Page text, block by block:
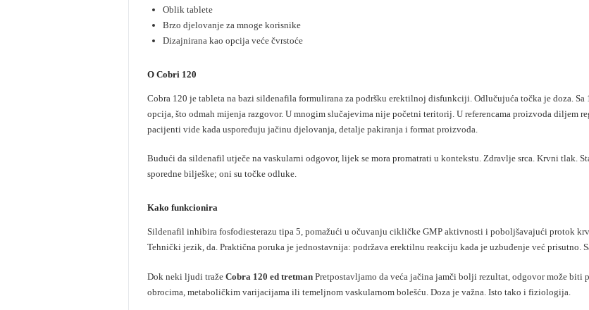
Oblik tablete
Brzo djelovanje za mnoge korisnike
Dizajnirana kao opcija veće čvrstoće
O Cobri 120
Cobra 120 je tableta na bazi sildenafila formulirana za podršku erektilnoj disfunkciji. Odlučujuća točka je doza.
opcija, što odmah mijenja razgovor. U mnogim slučajevima nije početni teritorij. U referencama proizvoda diljem
pacijenti vide kada uspoređuju jačinu djelovanja, detalje pakiranja i format proizvoda.
Budući da sildenafil utječe na vaskularni odgovor, lijek se mora promatrati u kontekstu. Zdravlje srca. Krvni tlak.
sporedne bilješke; oni su točke odluke.
Kako funkcionira
Sildenafil inhibira fosfodiesterazu tipa 5, pomažući u očuvanju cikličke GMP aktivnosti i poboljšavajući protok
Tehnički jezik, da. Praktična poruka je jednostavnija: podržava erektilnu reakciju kada je uzbuđenje već prisutno.
Dok neki ljudi traže Cobra 120 ed tretman Pretpostavljamo da veća jačina jamči bolji rezultat, odgovor može
obrocima, metaboličkim varijacijama ili temeljnom vaskularnom bolešću. Doza je važna. Isto tako i fiziologija.